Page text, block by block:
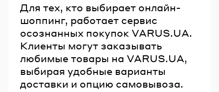
Для тех, кто выбирает онлайн-
шоппинг, работает сервис
осознанных покупок VARUS.UA.
Клиенты могут заказывать
любимые товары на VARUS.UA,
выбирая удобные варианты
доставки и опцию самовывоза.